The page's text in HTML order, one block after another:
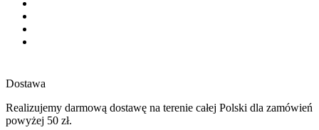
Dostawa
Realizujemy darmową dostawę na terenie całej Polski dla zamówień
powyżej 50 zł.